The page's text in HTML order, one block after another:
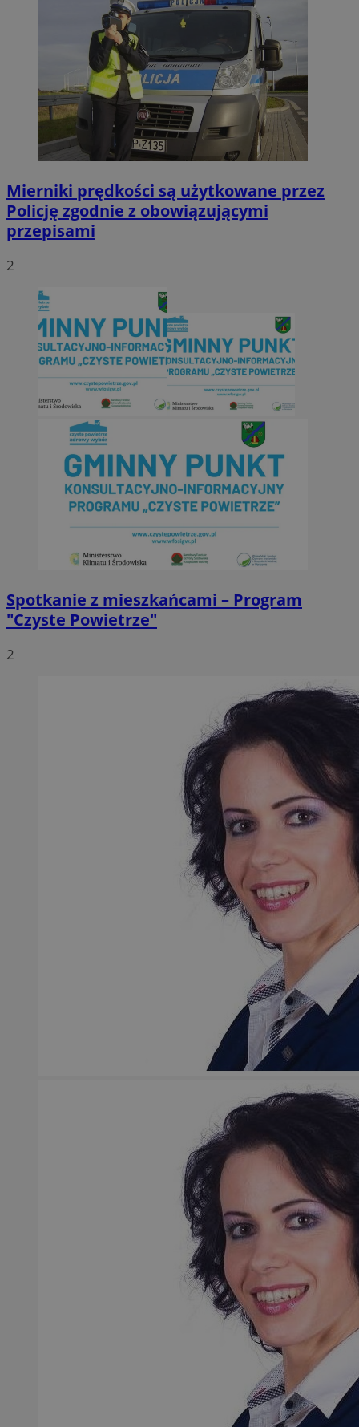
Mierniki prędkości są użytkowane przez
Policję zgodnie z obowiązującymi
przepisami
2
Spotkanie z mieszkańcami – Program
"Czyste Powietrze"
2